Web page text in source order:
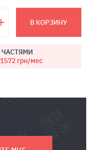
В КОРЗИНУ
ЧАСТЯМИ
грн/мес